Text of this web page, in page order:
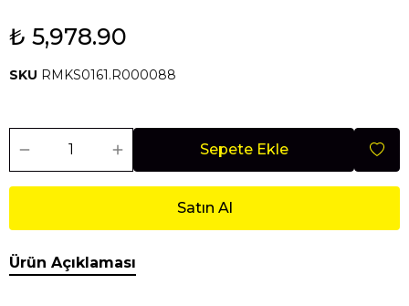
₺ 5,978.90
SKU RMKS0161.R000088
Sepete Ekle
Satın Al
Ürün Açıklaması